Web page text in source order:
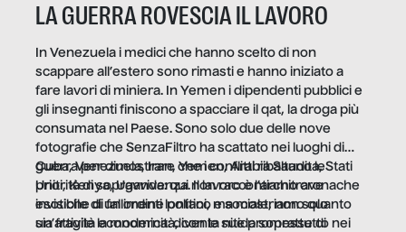
LA GUERRA ROVESCIA IL LAVORO
In Venezuela i medici che hanno scelto di non
scappare all’estero sono rimasti e hanno iniziato a
fare lavori di miniera. In Yemen i dipendenti pubblici e
gli insegnanti finiscono a spacciare il qat, la droga più
consumata nel Paese. Sono solo due delle nove
fotografie che SenzaFiltro ha scattato nei luoghi di
guerra per dimostrare che i conflitti ribaltano le
priorità di sopravvivenza. Il lavoro è l’architrave
invisibile di un ordine politico e sociale, non solo
un’attività economica: diventa nitida soprattutto nei
Cuba, Venezuela, Iran, Yemen, Arabia Saudita, Stati
Uniti, Kenya, Uganda: qui non raccontiamo cronache
esotiche di fallimenti lontani, ma mostriamo quanto
sia fragile la modernità, con le sue promesse di